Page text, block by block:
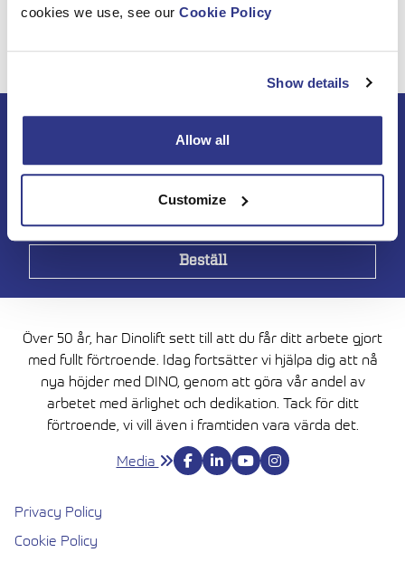
cookies we use, see our Cookie Policy
Show details
Allow all
Customize
Beställ DINO
nyhetsbrev
Över 50 år, har Dinolift sett till att du får ditt arbete gjort
med fullt förtroende. Idag fortsätter vi hjälpa dig att nå
nya höjder med DINO, genom att göra vår andel av
arbetet med ärlighet och dedikation. Tack för ditt
förtroende, vi vill även i framtiden vara värda det.
Media
Privacy Policy
Cookie Policy